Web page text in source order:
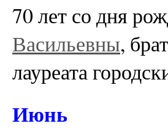
70 лет со дня
Васильевны,
лауреата
Июнь